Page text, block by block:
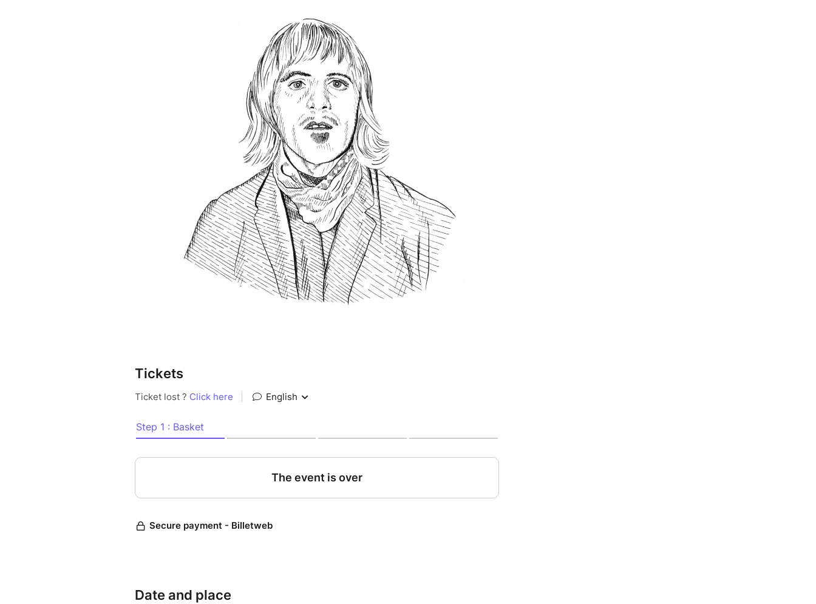
françaises et des saturations électriques et intenses venues d’outre-Atlantique.
Le tout influencé par la musique des jeux vidéo de son enfance. Dans ses
morceaux, guitares éthérées et synthés rétro tissent un décor où se déploient
des voix tour à tour intimes et éclatantes, racontant les histoires d’une
jeunesse en quête de sens et d’aventure. Ses influences marient l’intensité
émotionnelle de Daniel Balavoine, le psychédélisme cosmique de MGMT et
Pond, et la poésie sonore de Flavien Berger.
https://www.youtube.com/watch?v=e5-ZW3OLN0I
https://tomimarx.bandcamp.com/
—————————–
Demandeur d'emploi / Etudiant : 8€
(sur présentation d'un justificatif sur place)
Tarif normal : 10€
—————————–
L’accès à bord de Célestine est conditionné par la détention d’un billet.
Tickets
Date and place